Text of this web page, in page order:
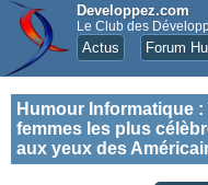
Developpez.com
Le Club des
Actus Forum
Humour Informatique :
femmes les plus
aux yeux des